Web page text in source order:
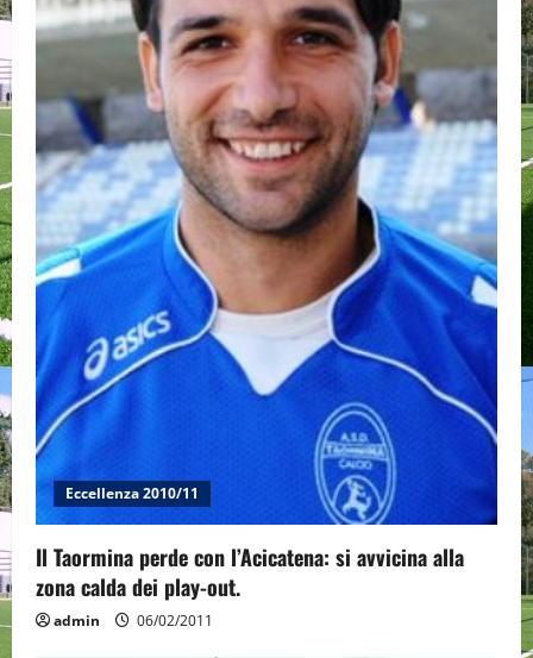
Eccellenza 2010/11
Il Taormina perde con l’Acicatena: si avvicina alla
zona calda dei play-out.
admin 06/02/2011